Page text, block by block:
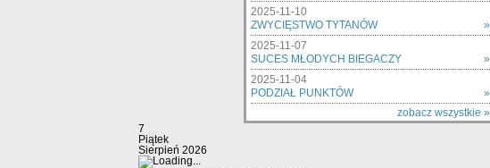
2025-11-10
ZWYCIĘSTWO TYTANÓW
»
2025-11-07
SUCES MŁODYCH BIEGACZY
»
2025-11-04
PODZIAŁ PUNKTÓW
»
zobacz wszystkie »
7
Piątek
Sierpień 2026